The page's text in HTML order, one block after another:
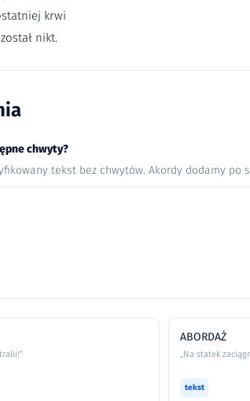
krwi
nikt.
chwyty?
tekst bez chwytów. Akordy dodamy po
ABORDAŻ
„Na statek
tekst